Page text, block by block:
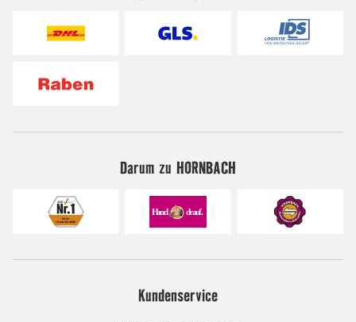
Darum zu HORNBACH
Kundenservice